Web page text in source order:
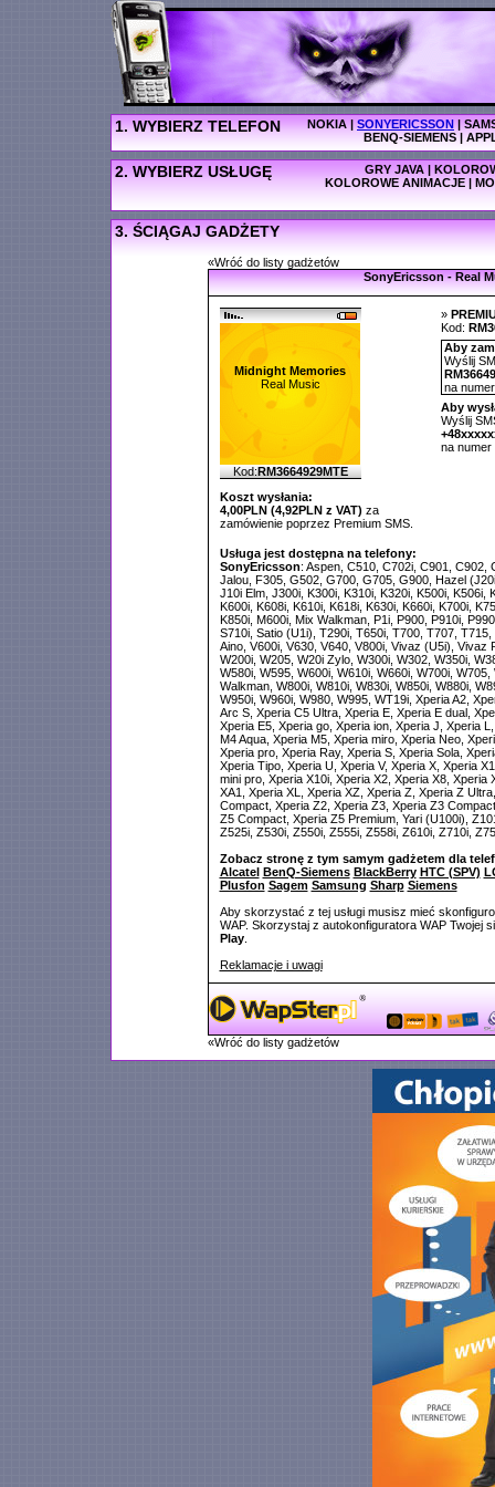
1. WYBIERZ TELEFON NOKIA|SONYERICSSON|
BENQ-SIEMENS|
2. WYBIERZ USŁUGĘ GRY JAVA |
KOLOROWE ANIMACJE |
3. ŚCIĄGAJ GADŻETY
«Wróć do listy gadżetów
SonyEricsson - Real
Midnight Memories
Real Music
Kod:RM3664929MTE
Koszt wysłania:
4,00PLN (4,92PLN z VAT) za
zamówienie poprzez Premium SMS.
»
Kod:
Aby
Wyślij
na
Aby
Wyślij
na numer
Usługa jest dostępna na telefony:
SonyEricsson: Aspen, C510, C702i, C901, C902,
Jalou, F305, G502, G700, G705, G900, Hazel
J10i Elm, J300i, K300i, K310i, K320i, K500i, K506i,
K600i, K608i, K610i, K618i, K630i, K660i, K700i,
K850i, M600i, Mix Walkman, P1i, P900, P910i,
S710i, Satio (U1i), T290i, T650i, T700, T707,
Aino, V600i, V630, V640, V800i, Vivaz (U5i), Vivaz
W200i, W205, W20i Zylo, W300i, W302, W350i,
W580i, W595, W600i, W610i, W660i, W700i,
Walkman, W800i, W810i, W830i, W850i, W880i,
W950i, W960i, W980, W995, WT19i, Xperia A2,
Arc S, Xperia C5 Ultra, Xperia E, Xperia E dual,
Xperia E5, Xperia go, Xperia ion, Xperia J, Xperia
M4 Aqua, Xperia M5, Xperia miro, Xperia Neo,
Xperia pro, Xperia Ray, Xperia S, Xperia Sola,
Xperia Tipo, Xperia U, Xperia V, Xperia X, Xperia
mini pro, Xperia X10i, Xperia X2, Xperia X8, Xperia
XA1, Xperia XL, Xperia XZ, Xperia Z, Xperia Z
Compact, Xperia Z2, Xperia Z3, Xperia Z3
Z5 Compact, Xperia Z5 Premium, Yari (U100i),
Z525i, Z530i, Z550i, Z555i, Z558i, Z610i, Z710i,
Zobacz stronę z tym samym gadżetem dla
Alcatel BenQ-Siemens BlackBerry HTC (SPV)
Plusfon Sagem Samsung Sharp Siemens
Aby skorzystać z tej usługi musisz mieć
WAP. Skorzystaj z autokonfiguratora WAP Twojej
Play.
Reklamacje i uwagi
«Wróć do listy gadżetów